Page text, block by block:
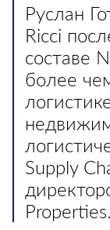
Руслан
Ricci
составе
более
Supply
Properties.